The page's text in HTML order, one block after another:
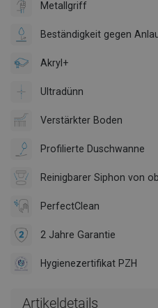
Metallgriff
Beständigkeit gegen
Akryl+
Ultradünn
Verstärkter Boden
Profilierte Duschwanne
Reinigbarer Siphon von
PerfectClean
2 Jahre Garantie
Hygienezertifikat PZH
Artikeldetails